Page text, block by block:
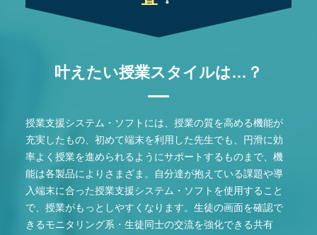
叶えたい授業スタイルは…？
授業支援システム・ソフトには、授業の質を高める機能が
充実したもの、初めて端末を利用した先生でも、円滑に効
率よく授業を進められるようにサポートするものまで、機
能は各製品によりさまざま。自分達が抱えている課題や導
入端末に合った授業支援システム・ソフトを使用すること
で、授業がもっとしやすくなります。生徒の画面を確認で
きるモニタリング系・生徒同士の交流を強化できる共有